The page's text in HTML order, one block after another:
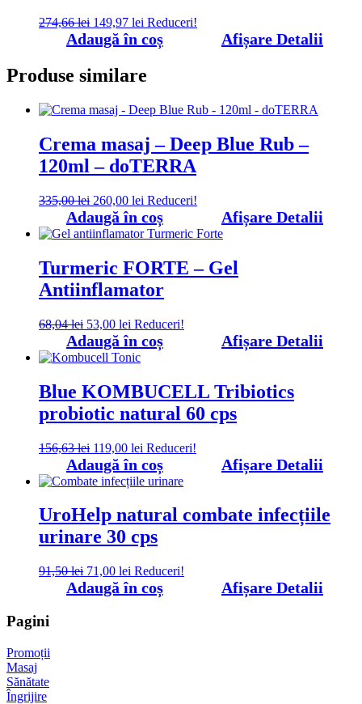
274,66lei Prețul
inițial
a
fost:
274,66 lei.
149,97 lei Prețul
curent
este:
Reduceri!
Adaugă în coș Afișare Detalii
Produse similare
Crema masaj – Deep Blue Rub –
120ml – doTERRA
335,00lei Prețul
inițial
a
fost:
335,00 lei.
260,00 lei Prețul
curent
este:
260,00 lei.
Reduceri!
Adaugă în coș Afișare Detalii
Turmeric FORTE – Gel
Antiinflamator
68,04lei Prețul
inițial
a
fost:
53,00 lei Prețul
curent
este:
53,00 lei.
Reduceri!
Adaugă în coș Afișare Detalii
Blue KOMBUCELL Tribiotics
probiotic natural 60 cps
156,63lei Prețul
inițial
a
fost:
156,63 lei.
119,00 lei Prețul
curent
este:
119,00 lei.
Reduceri!
Adaugă în coș Afișare Detalii
UroHelp natural combate infecțiile
urinare 30 cps
91,50lei Prețul
inițial
a
71,00 lei Prețul
curent
este:
Reduceri!
Adaugă în coș Afișare Detalii
Pagini
Promoții
Masaj
Sănătate
Îngrijire